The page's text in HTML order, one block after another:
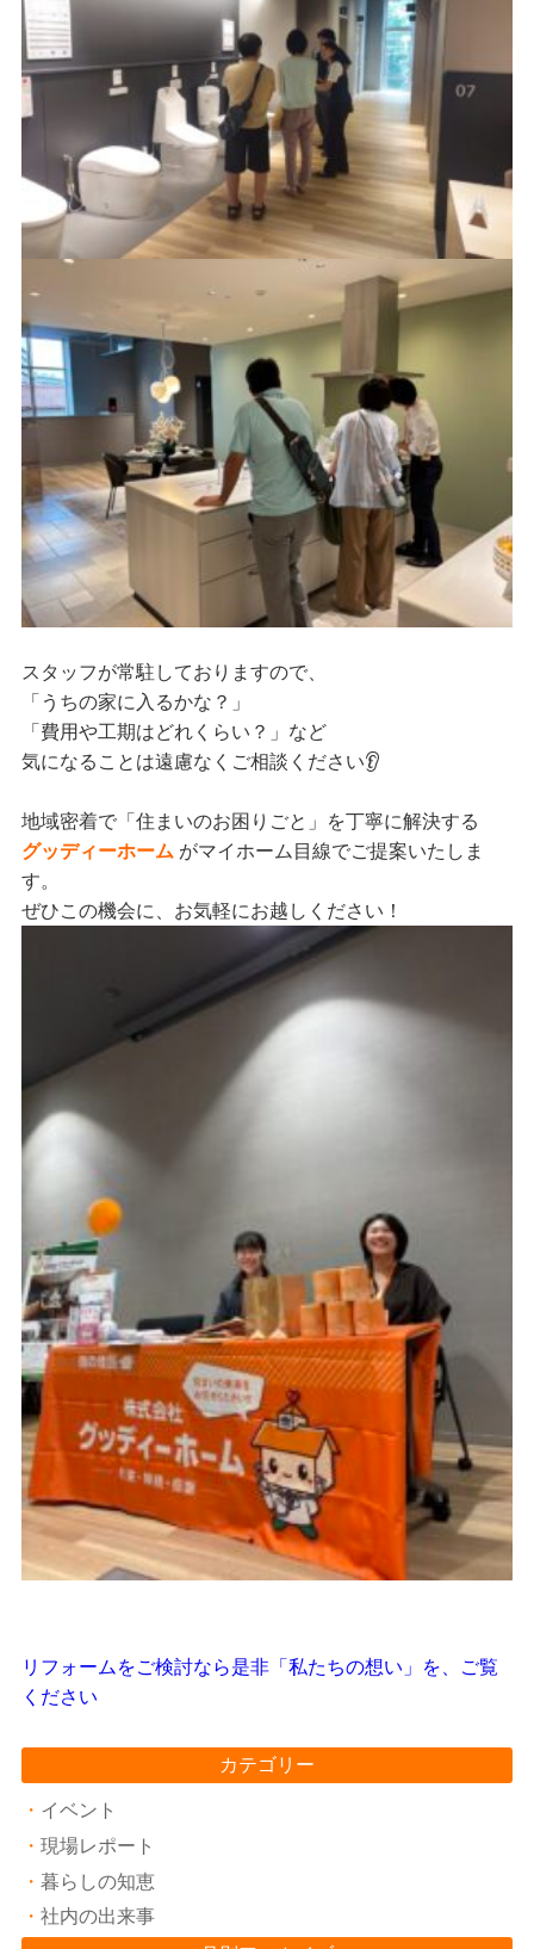
スタッフが常駐しておりますので、
「うちの家に入るかな？」
「費用や工期はどれくらい？」など
気になることは遠慮なくご相談ください👂
地域密着で「住まいのお困りごと」を丁寧に解決する
グッディーホーム がマイホーム目線でご提案いたしま
す。
ぜひこの機会に、お気軽にお越しください！
リフォームをご検討なら是非「私たちの想い」を、ご覧
ください
カテゴリー
イベント
現場レポート
暮らしの知恵
社内の出来事